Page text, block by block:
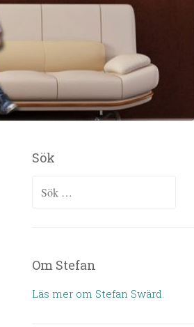
Sök
Sök efter:
Om Stefan
Läs mer om Stefan Swärd.